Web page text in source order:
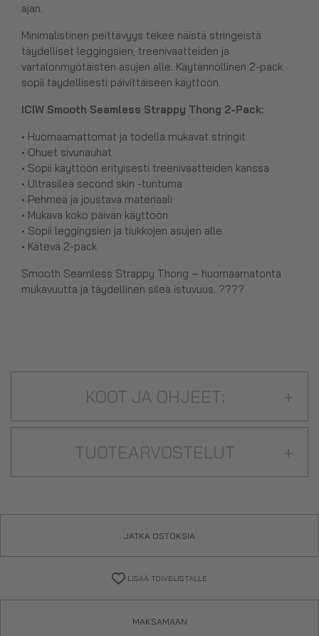
ajan.
Minimalistinen peittävyys tekee näistä stringeistä
täydelliset leggingsien, treenivaatteiden ja
vartalonmyötäisten asujen alle. Käytännöllinen 2-pack
sopii täydellisesti päivittäiseen käyttöön.
ICIW Smooth Seamless Strappy Thong 2-Pack:
• Huomaamattomat ja todella mukavat stringit
• Ohuet sivunauhat
• Sopii käyttöön erityisesti treenivaatteiden kanssa
• Ultrasileä second skin -tuntuma
• Pehmeä ja joustava materiaali
• Mukava koko päivän käyttöön
• Sopii leggingsien ja tiukkojen asujen alle
• Kätevä 2-pack
Smooth Seamless Strappy Thong – huomaamatonta
mukavuutta ja täydellinen sileä istuvuus. ????
KOOT JA OHJEET: +
TUOTEARVOSTELUT +
JATKA OSTOKSIA
LISÄÄ TOIVELISTALLE
MAKSAMAAN